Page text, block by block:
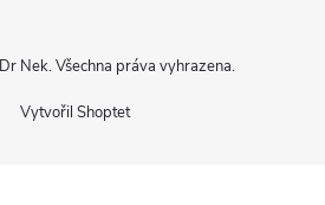
Vytvořil Shoptet
Dr Nek. Všechna práva vyhrazena.